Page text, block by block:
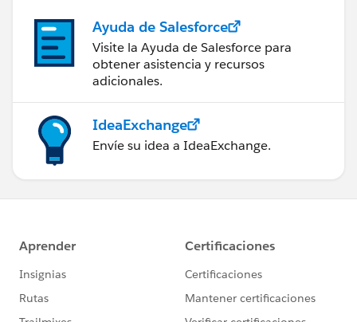
Ayuda de Salesforce
Visite la Ayuda de Salesforce para
obtener asistencia y recursos
adicionales.
IdeaExchange
Envíe su idea a IdeaExchange.